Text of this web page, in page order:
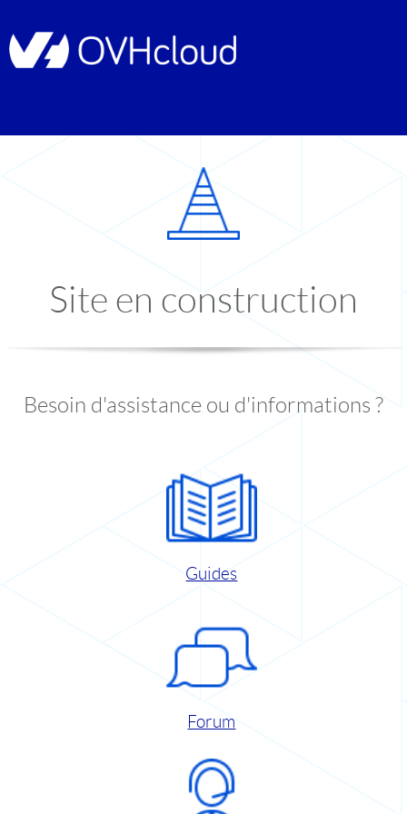
Site en construction
Besoin d'assistance ou d'informations ?
Guides
Forum